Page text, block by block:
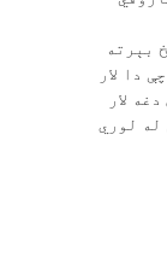
بېرته
دا لار
لار
له لوري